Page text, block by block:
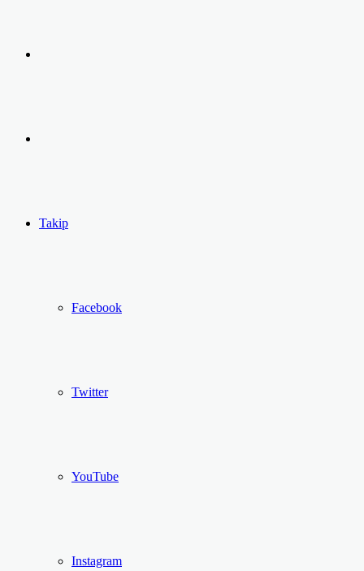
...
Ol
Takip
Facebook
Twitter
YouTube
Instagram